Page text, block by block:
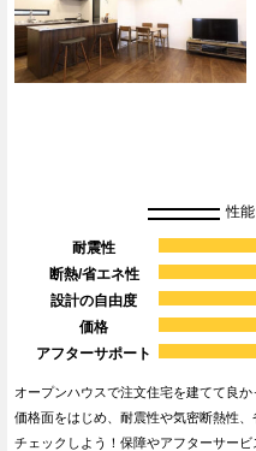
性
耐震性
断熱/省エネ性
設計の自由度
価格
アフターサポート
オープンハウスで注文住宅を建てて良
価格面をはじめ、耐震性や気密断熱性
チェックしよう！保障やアフターサー